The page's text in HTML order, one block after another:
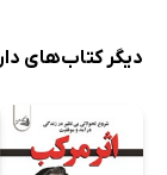
دیگر کتاب‌های